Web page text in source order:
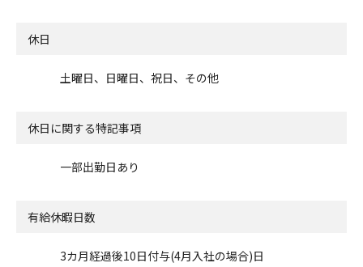
休日
土曜日、日曜日、祝日、その他
休日に関する特記事項
一部出勤日あり
有給休暇日数
3カ月経過後10日付与(4月入社の場合)日